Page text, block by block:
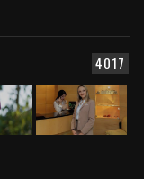
4017